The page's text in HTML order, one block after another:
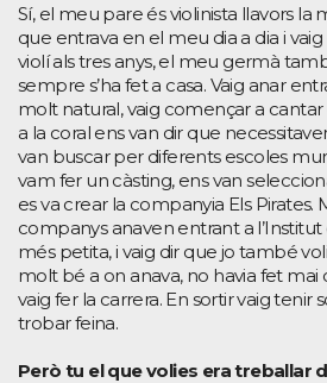
Sí, el meu pare és violinista llavors la
que entrava en el meu dia a dia i
violí als tres anys, el meu germà
sempre s’ha fet a casa. Vaig anar
molt natural, vaig començar a
a la coral ens van dir que
van buscar per diferents escoles
vam fer un càsting, ens van
es va crear la companyia Els Pirates.
companys anaven entrant a l’Institut
més petita, i vaig dir que jo també
molt bé a on anava, no havia fet mai
vaig fer la carrera. En sortir vaig tenir
trobar feina.
Però tu el que volies era treballar